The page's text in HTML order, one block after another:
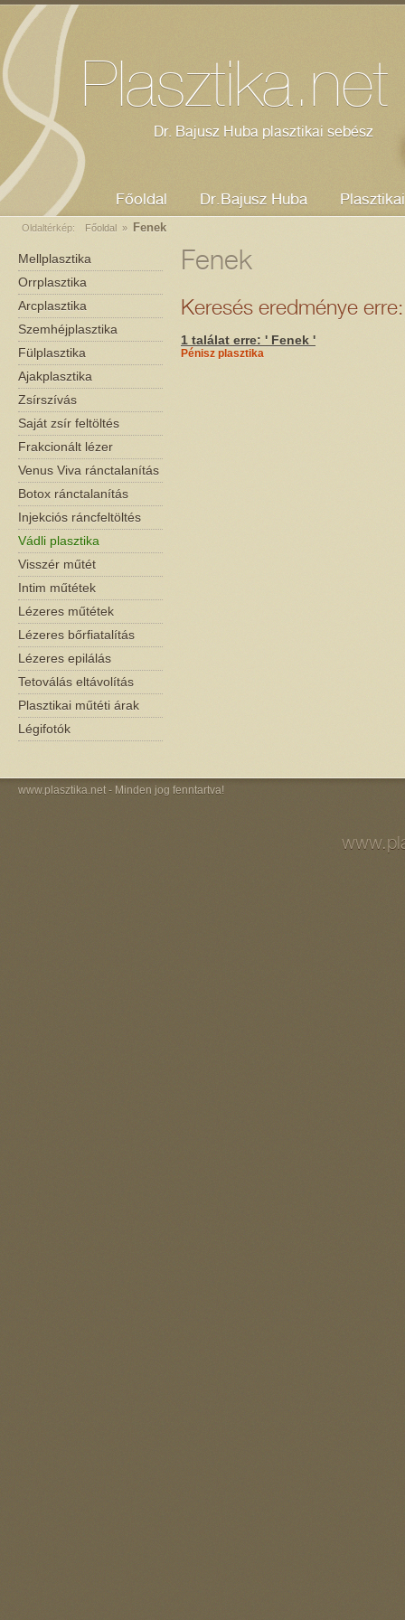
Fenek
Keresés eredménye
1 találat erre: ' Fenek '
Pénisz plasztika
Mellplasztika
Orrplasztika
Arcplasztika
Szemhéjplasztika
Fülplasztika
Ajakplasztika
Zsírszívás
Saját zsír feltöltés
Frakcionált lézer
Venus Viva ránctalanítás
Botox ránctalanítás
Injekciós ráncfeltöltés
Vádli plasztika
Visszér műtét
Intim műtétek
Lézeres műtétek
Lézeres bőrfiatalítás
Lézeres epilálás
Tetoválás eltávolítás
Plasztikai műtéti árak
Légifotók
Plasztika.net
Dr. Bajusz Huba plasztikai sebész
Főoldal Dr.Bajusz Huba
Oldaltérkép: Főoldal » Fenek
www.plasztika.net - Minden jog fenntartva!
Dr. Bajusz Huba - plasztikai sebész
Mellplasztika
Orrplasztika
Kozmetikus Szeged